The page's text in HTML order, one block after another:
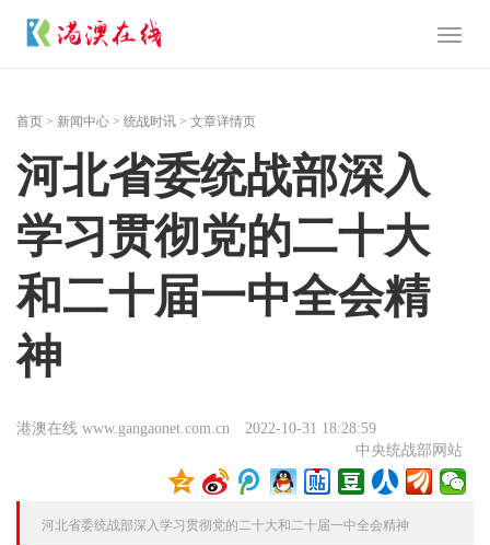
Toggle
首页 > 新闻中心 > 统战时讯 > 文章详情页
河北省委统战部深入
学习贯彻党的二十大
和二十届一中全会精
神
港澳在线 www.gangaonet.com.cn
2022-10-31 18:28:59
中央统战部网站
河北省委统战部深入学习贯彻党的二十大和二十届一中全会精神